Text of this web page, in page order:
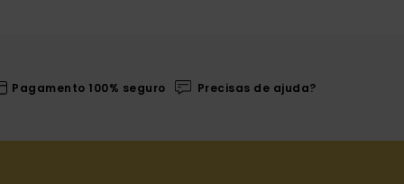
Pagamento 100% seguro Precisas de ajuda?